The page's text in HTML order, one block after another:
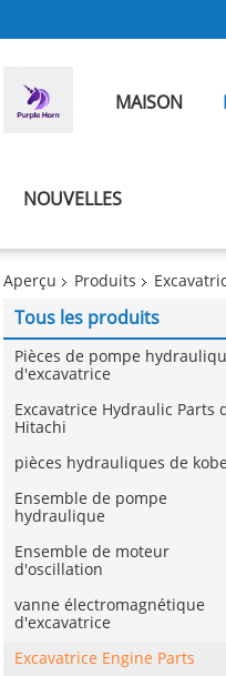
MAISON
NOUVELLES
Aperçu Produits
Tous les produits
Pièces de pompe
d'excavatrice
Excavatrice Hydraulic Parts
Hitachi
pièces hydrauliques de
Ensemble de pompe
hydraulique
Ensemble de moteur
d'oscillation
vanne électromagnétique
d'excavatrice
Excavatrice Engine Parts